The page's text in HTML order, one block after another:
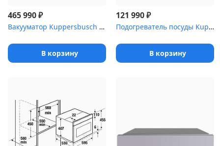
465 990₽
Вакууматор Kuppersbusch CSV 6800.0 W3 Silver Chrome
В корзину
121 990₽
Подогреватель посуды Kuppersbusch CSW 6800.0 S9 Shade of grey
В корзину